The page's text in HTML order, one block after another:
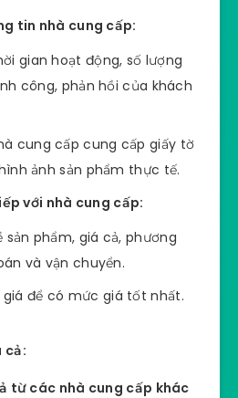
tin nhà cung cấp:
gian hoạt động, số lượng
công, phản hồi của khách
cung cấp cung cấp giấy tờ
ảnh sản phẩm thực tế.
với nhà cung cấp:
sản phẩm, giá cả, phương
và vận chuyển.
để có mức giá tốt nhất.
cả:
từ các nhà cung cấp khác